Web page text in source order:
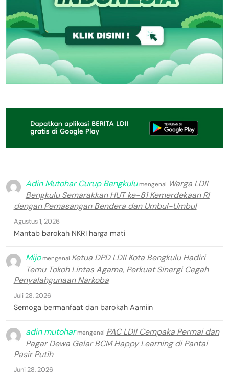
Adin Mutohar Curup Bengkulumengenai Warga LDII
Bengkulu Semarakkan HUT ke-81 Kemerdekaan RI
dengan Pemasangan Bendera dan Umbul-Umbul
Agustus 1, 2026
Mantab barokah NKRI harga mati
Mijomengenai Ketua DPD LDII Kota Bengkulu Hadiri
Temu Tokoh Lintas Agama, Perkuat Sinergi Cegah
Penyalahgunaan Narkoba
Juli 28, 2026
Semoga bermanfaat dan barokah Aamiin
adin mutoharmengenai PAC LDII Cempaka Permai dan
Pagar Dewa Gelar BCM Happy Learning di Pantai
Pasir Putih
Juni 28, 2026